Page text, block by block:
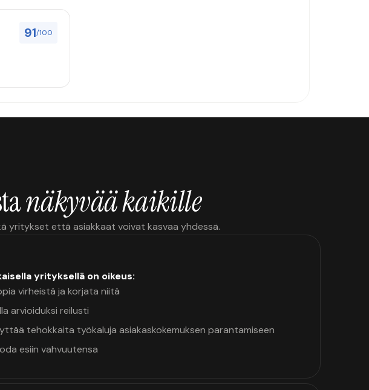
91/100
näkyvää kaikille
yritykset että asiakkaat voivat kasvaa yhdessä.
yrityksellä on oikeus:
virheistä ja korjata niitä
arvioiduksi reilusti
tehokkaita työkaluja asiakaskokemuksen parantamiseen
esiin vahvuutensa